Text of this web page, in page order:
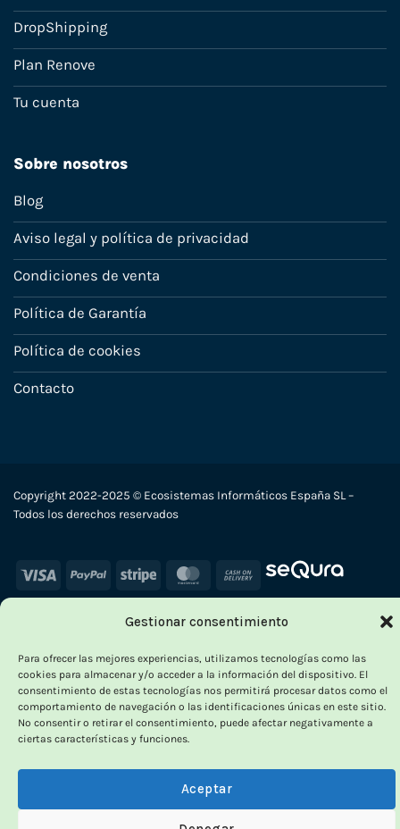
Gestionar consentimiento
Para ofrecer las mejores experiencias, utilizamos tecnologías como las
cookies para almacenar y/o acceder a la información del dispositivo. El
consentimiento de estas tecnologías nos permitirá procesar datos como el
comportamiento de navegación o las identificaciones únicas en este sitio.
No consentir o retirar el consentimiento, puede afectar negativamente a
ciertas características y funciones.
Aceptar
DropShipping
Plan Renove
Tu cuenta
Sobre nosotros
Blog
Aviso legal y política de privacidad
Condiciones de venta
Política de Garantía
Política de cookies
Contacto
Copyright 2022-2025 © Ecosistemas Informáticos España SL –
Todos los derechos reservados
Visa PayPal Stripe MasterCard
Cash
On
Delivery